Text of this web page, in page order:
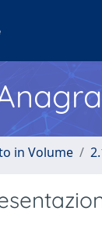
in Volume